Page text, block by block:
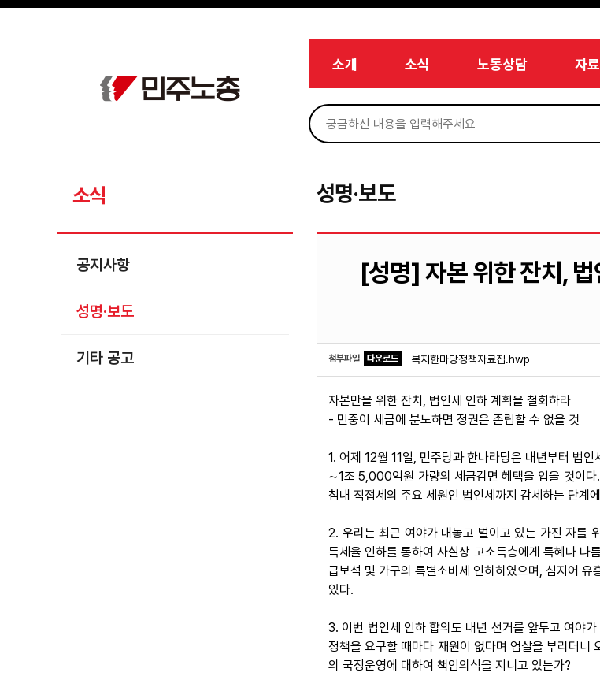
메뉴 건너뛰기
소개 소식 노동상담 자료
소식
공지사항
성명·보도
기타 공고
성명·보도
[성명] 자본 위한 잔치,
첨부파일 다운로드 복지한마당정책자료집.hwp
자본만을 위한 잔치, 법인세 인하 계획을 철회하라
- 민중이 세금에 분노하면 정권은 존립할 수 없을 것
1. 어제 12월 11일, 민주당과 한나라당은 내년부터 법
∼1조 5,000억원 가량의 세금감면 혜택을 입을 것이
침내 직접세의 주요 세원인 법인세까지 감세하는 단계
2. 우리는 최근 여야가 내놓고 벌이고 있는 가진 자를
득세율 인하를 통하여 사실상 고소득층에게 특혜나 나
급보석 및 가구의 특별소비세 인하하였으며, 심지어
있다.
3. 이번 법인세 인하 합의도 내년 선거를 앞두고 여야
정책을 요구할 때마다 재원이 없다며 엄살을 부리더니
의 국정운영에 대하여 책임의식을 지니고 있는가?
Sketchbook5, 스케치북5
Sketchbook5, 스케치북5